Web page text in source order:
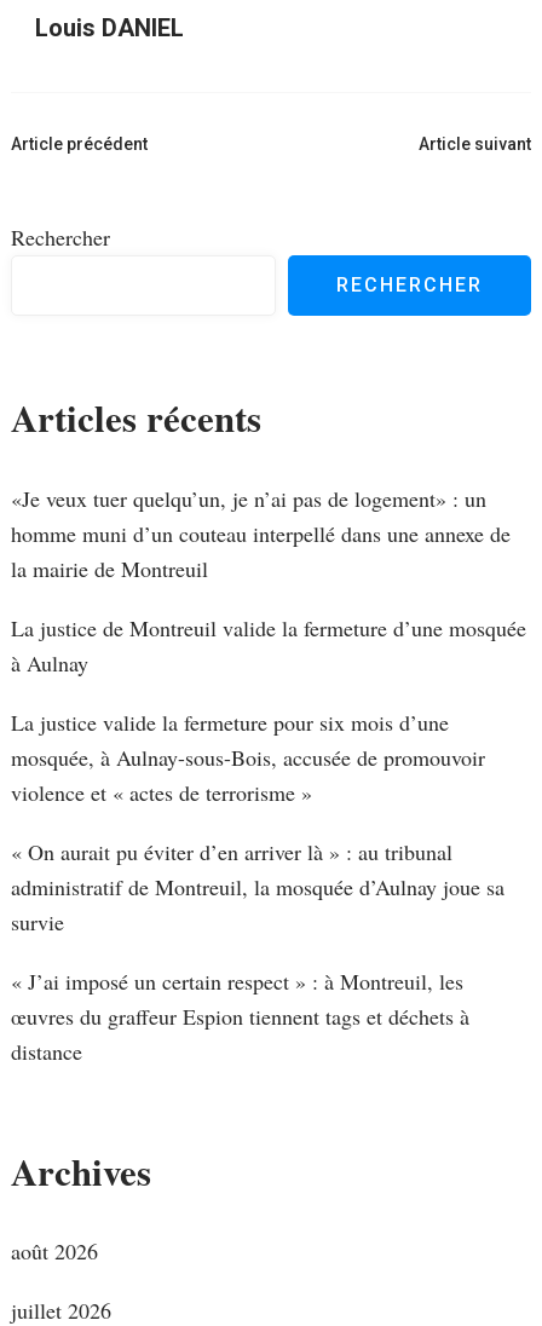
Louis DANIEL
Navigation
Article précédent Article suivant
Rechercher
RECHERCHER
Articles récents
«Je veux tuer quelqu’un, je n’ai pas de logement» : un
homme muni d’un couteau interpellé dans une annexe de
la mairie de Montreuil
La justice de Montreuil valide la fermeture d’une mosquée
à Aulnay
La justice valide la fermeture pour six mois d’une
mosquée, à Aulnay-sous-Bois, accusée de promouvoir
violence et « actes de terrorisme »
« On aurait pu éviter d’en arriver là » : au tribunal
administratif de Montreuil, la mosquée d’Aulnay joue sa
survie
« J’ai imposé un certain respect » : à Montreuil, les
œuvres du graffeur Espion tiennent tags et déchets à
distance
Archives
août 2026
juillet 2026